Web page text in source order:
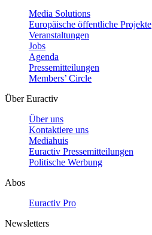
Media Solutions
Europäische öffentliche Projekte
Veranstaltungen
Jobs
Agenda
Pressemitteilungen
Members’ Circle
Über Euractiv
Über uns
Kontaktiere uns
Mediahuis
Euractiv Pressemitteilungen
Politische Werbung
Abos
Euractiv Pro
Newsletters